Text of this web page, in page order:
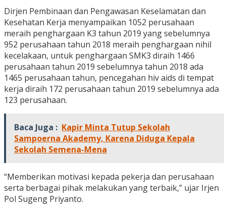
Dirjen Pembinaan dan Pengawasan Keselamatan dan
Kesehatan Kerja menyampaikan 1052 perusahaan
meraih penghargaan K3 tahun 2019 yang sebelumnya
952 perusahaan tahun 2018 meraih penghargaan nihil
kecelakaan, untuk penghargaan SMK3 diraih 1466
perusahaan tahun 2019 sebelumnya tahun 2018 ada
1465 perusahaan tahun, pencegahan hiv aids di tempat
kerja diraih 172 perusahaan tahun 2019 sebelumnya ada
123 perusahaan.
Baca Juga : Kapir Minta Tutup Sekolah
Sampoerna Akademy, Karena Diduga Kepala
Sekolah Semena-Mena
“Memberikan motivasi kepada pekerja dan perusahaan
serta berbagai pihak melakukan yang terbaik,” ujar Irjen
Pol Sugeng Priyanto.